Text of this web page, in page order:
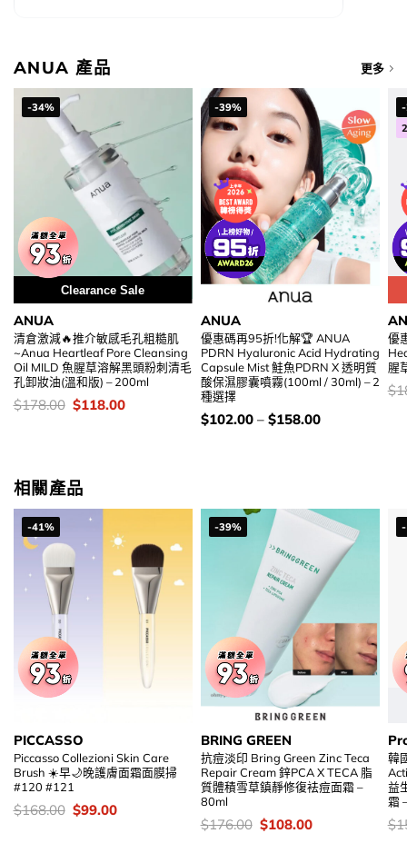
ANUA 產品 更多
-34%
Clearance Sale
ANUA
清倉激減🔥推介敏感毛孔粗糙肌
~Anua Heartleaf Pore Cleansing
Oil MILD 魚腥草溶解黑頭粉刺清毛
孔卸妝油(溫和版) – 200ml
價
錢：
$178.00 Original
price
$118.00Current
-39%
ANUA
優惠碼再95折!化解🏆 ANUA
PDRN Hyaluronic Acid Hydrating
Capsule Mist 鮭魚PDRN X 透明質
酸保濕膠囊噴霧(100ml / 30ml) – 2
種選擇
價
錢：
$102.00– $158.00
優
腥
價
錢
$
相關產品
-41%
PICCASSO
Piccasso Collezioni Skin Care
Brush ☀️早🌙晚護膚面霜面膜掃
#120 #121
價
錢：
$168.00 Original
price
$99.00Current
-39%
BRING GREEN
抗痘淡印 Bring Green Zinc Teca
Repair Cream 鋅PCA X TECA 脂
質體積雪草鎮靜修復袪痘面霜 –
80ml
價
錢：
$176.00 Original
price
$108.00Current
韓
益
霜
價
錢
$